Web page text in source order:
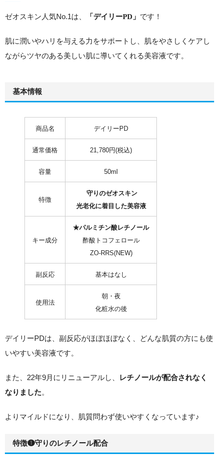
ゼオスキン人気No.1は、 「 デイリーPD 」 です！
肌に潤いやハリを与える力をサポートし、肌をやさしくケアし
ながらツヤのある美しい肌に導いてくれる美容液です。
基本情報
商品名 デイリーPD
通常価格 21,780円(税込)
容量 50ml
特徴
守りのゼオスキン
光老化に着目した美容液
キー成分
★パルミチン酸レチノール
酢酸トコフェロール
ZO-RRS(NEW)
副反応 基本はなし
使用法
朝・夜
化粧水の後
デイリーPDは、副反応がほぼほぼなく、どんな肌質の方にも使
いやすい美容液です。
また、22年9月にリニューアルし、
レチノールが配合されなく
なりました。
よりマイルドになり、肌質問わず使いやすくなっています♪
特徴❶守りのレチノール配合